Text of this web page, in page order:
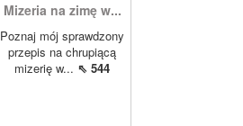
Mizeria na zimę w...
Poznaj mój sprawdzony
przepis na chrupiącą
mizerię w... ⇖ 544